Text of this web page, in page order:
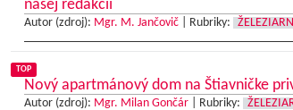
našej redakcii
Autor (zdroj): Mgr. M. Jančovič| Rubriky:
TOP
Nový apartmánový dom na Štiavničke
Autor (zdroj): Mgr. Milan Gončár| Rubriky: